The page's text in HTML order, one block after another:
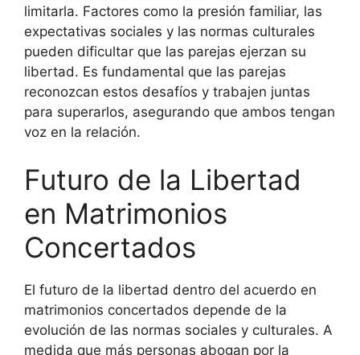
limitarla. Factores como la presión familiar, las
expectativas sociales y las normas culturales
pueden dificultar que las parejas ejerzan su
libertad. Es fundamental que las parejas
reconozcan estos desafíos y trabajen juntas
para superarlos, asegurando que ambos tengan
voz en la relación.
Futuro de la Libertad
en Matrimonios
Concertados
El futuro de la libertad dentro del acuerdo en
matrimonios concertados depende de la
evolución de las normas sociales y culturales. A
medida que más personas abogan por la